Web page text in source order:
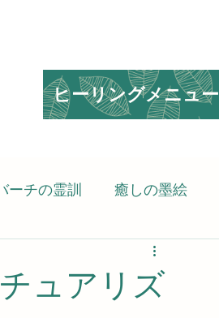
ヒーリングメニュー
ーチの霊訓 癒しの墨絵
ュアリズ